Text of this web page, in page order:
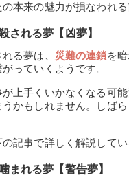
本来の魅力が損なわれる
される夢【凶夢】
る夢は、 災難の連鎖を
っていくようです。
上手くいかなくなる可
かもしれません。しば
記事で詳しく解説してい
まれる夢【警告夢】